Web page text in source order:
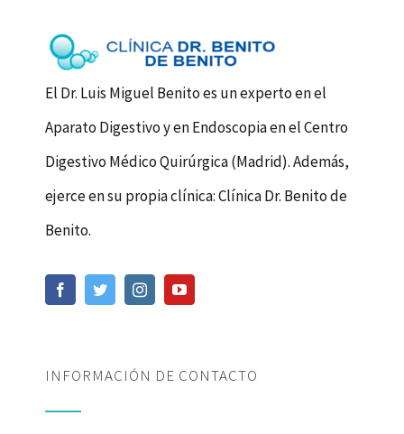
El Dr. Luis Miguel Benito es un experto en el
Aparato Digestivo y en Endoscopia en el Centro
Digestivo Médico Quirúrgica (Madrid). Además,
ejerce en su propia clínica: Clínica Dr. Benito de
Benito.
INFORMACIÓN DE CONTACTO